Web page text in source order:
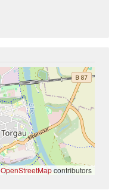
OpenStreetMapcontributors